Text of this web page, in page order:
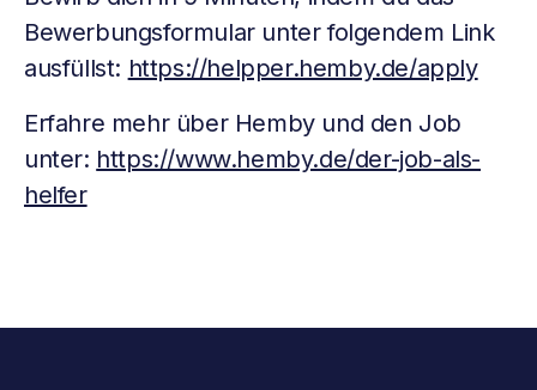
Bewerbungsformular unter folgendem Link
ausfüllst: https://helpper.hemby.de/apply
Erfahre mehr über Hemby und den Job
unter: https://www.hemby.de/der-job-als-
helfer